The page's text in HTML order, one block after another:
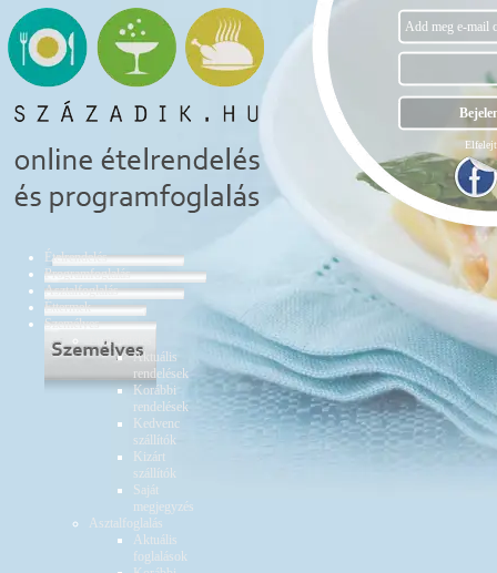
Ételrendelés
Programfoglalás
Asztalfoglalás
Éttermek
Személyes
Ételrendelés
Aktuális
rendelések
Korábbi
rendelések
Kedvenc
szállítók
Kizárt
szállítók
Saját
megjegyzés
Asztalfoglalás
Aktuális
foglalások